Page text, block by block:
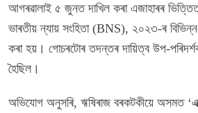
আগৰৱালাই ৫ জুনত দাখিল কৰা এজাহাৰৰ ভিত্তিত
ভাৰতীয় ন্যায় সংহিতা (BNS), ২০২৩-ৰ
কৰা হয়। গোচৰটোৰ তদন্তৰ দায়িত্ব উপ-
হৈছিল।
অভিযোগ অনুসৰি, ঋষিৰাজ বৰকটকীয়ে অসমত